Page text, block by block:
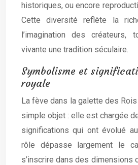
historiques, ou encore
Cette diversité reflète la
l’imagination des créateurs,
vivante une tradition séculaire.
Symbolisme et
royale
La fève dans la galette des Rois
simple objet : elle est chargée
significations qui ont évolué
rôle dépasse largement le
s’inscrire dans des dimensions